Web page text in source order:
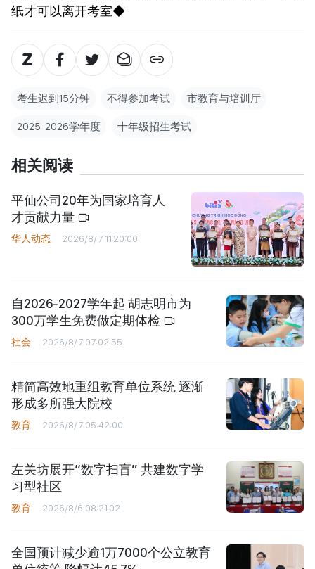
纸才可以离开考室◆
考生迟到15分钟 不得参加考试 市教育与培训厅
2025-2026学年度 十年级招生考试
相关阅读
平仙公司20年为国家培育人
才贡献力量
华人动态 2026/8/7 11:20:00
自2026-2027学年起 胡志明市为
300万学生免费做定期体检
社会 2026/8/7 07:02:55
精简高效地重组教育单位系统 逐渐
形成多所强大院校
教育 2026/8/7 05:42:00
左关坊展开“数字扫盲” 共建数字学
习型社区
教育 2026/8/6 08:21:02
全国预计减少逾1万7000个公立教育